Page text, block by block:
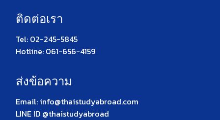
ติดต่อเรา
Tel: 02-245-5845
Hotline: 061-656-4159
ส่งข้อความ
Email: info@thaistudyabroad.com
LINE ID @thaistudyabroad